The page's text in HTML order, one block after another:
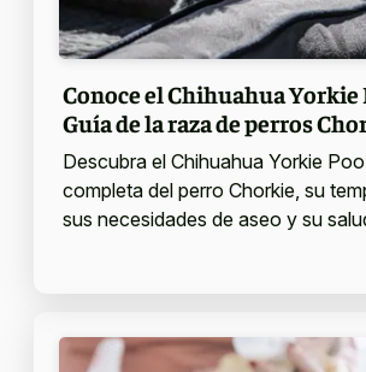
Conoce el Chihuahua Yorkie
Guía de la raza de perros
Descubra el Chihuahua Yorkie
completa del perro Chorkie, su
sus necesidades de aseo y su